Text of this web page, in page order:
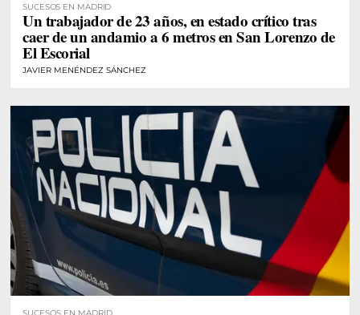
SUCESOS EN MADRID
Un trabajador de 23 años, en estado crítico tras
caer de un andamio a 6 metros en San Lorenzo de
El Escorial
JAVIER MENÉNDEZ SÁNCHEZ